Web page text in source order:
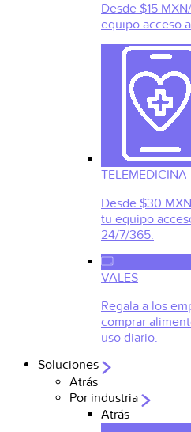
Desde $15
equipo acceso
TELEMEDICINA
Desde $30
tu equipo
24/7/365.
VALES
Regala a los
comprar
uso diario.
Soluciones
Atrás
Por industria
Atrás